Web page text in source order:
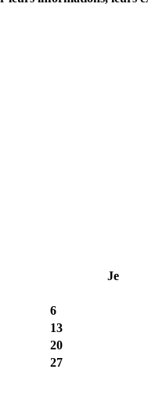
Je
6
13
20
27